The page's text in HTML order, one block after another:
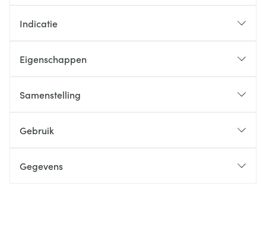
Indicatie
Eigenschappen
Samenstelling
Gebruik
Gegevens